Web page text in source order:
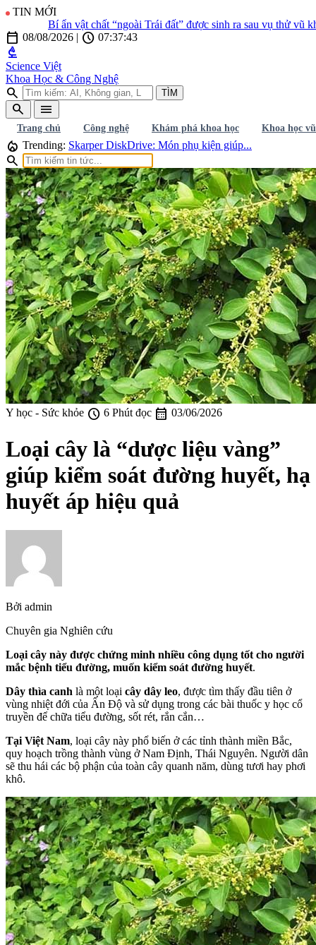
TIN MỚI
Bí ẩn vật chất “ngoài Trái đất” được sinh ra sau vụ thử vũ khí
calendar_today 08/08/2026 | schedule 07:37:44
biotech
Science Việt
Khoa Học & Công Nghệ
search TÌM
search menu
Trang chủ Công nghệ Khám phá khoa học Khoa học
local_fire_department Trending: Skarper DiskDrive: Món phụ kiện giúp...
search
Y học - Sức khỏe schedule 6 Phút đọc calendar_month 03/06/2026
Loại cây là “dược liệu vàng”
giúp kiểm soát đường huyết, hạ
huyết áp hiệu quả
Bởi admin
Chuyên gia Nghiên cứu
Loại cây này được chứng minh nhiều công dụng tốt cho người
mắc bệnh tiểu đường, muốn kiểm soát đường huyết.
Dây thìa canh là một loại cây dây leo, được tìm thấy đầu tiên ở
vùng nhiệt đới của Ấn Độ và sử dụng trong các bài thuốc y học cổ
truyền để chữa tiểu đường, sốt rét, rắn cắn…
Tại Việt Nam, loại cây này phổ biến ở các tỉnh thành miền Bắc,
quy hoạch trồng thành vùng ở Nam Định, Thái Nguyên. Người dân
sẽ thu hái các bộ phận của toàn cây quanh năm, dùng tươi hay phơi
khô.